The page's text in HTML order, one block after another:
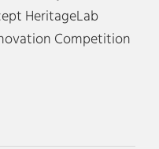
HeritageLab
Competition